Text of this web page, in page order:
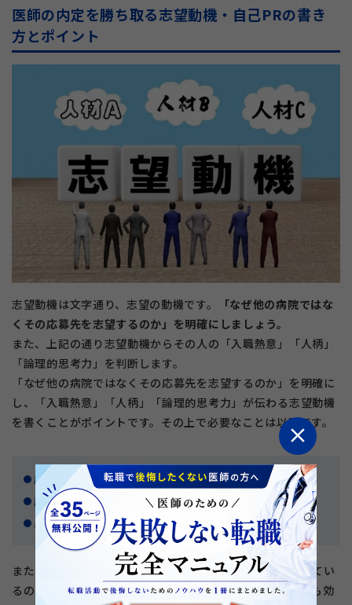
医師の内定を勝ち取る志望動機・自己PRの書き
方とポイント
志望動機は文字通り、志望の動機です。
「なぜ他の病院ではな
くその応募先を志望するのか」を明確にしましょう。
また、上記の通り志望動機からその人の「入職熱意」「人柄」
「論理的思考力」を判断します。
「なぜ他の病院ではなくその応募先を志望するのか」を明確に
し、「入職熱意」「人柄」「論理的思考力」が伝わる志望動機
を書くことがポイントです。その上で必要なことは以下です。
応募先にとってプラスになることをアピールする
応募先の経営理念や、院長について調べる
具体的な文章にする
また、基本的に医療機関は長期間働いてくれる医師を求めてい
るので、長期的な目標やキャリアプランをアピールするのも効
close